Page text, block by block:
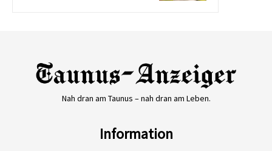
Nah dran am Taunus – nah dran am Leben.
Information